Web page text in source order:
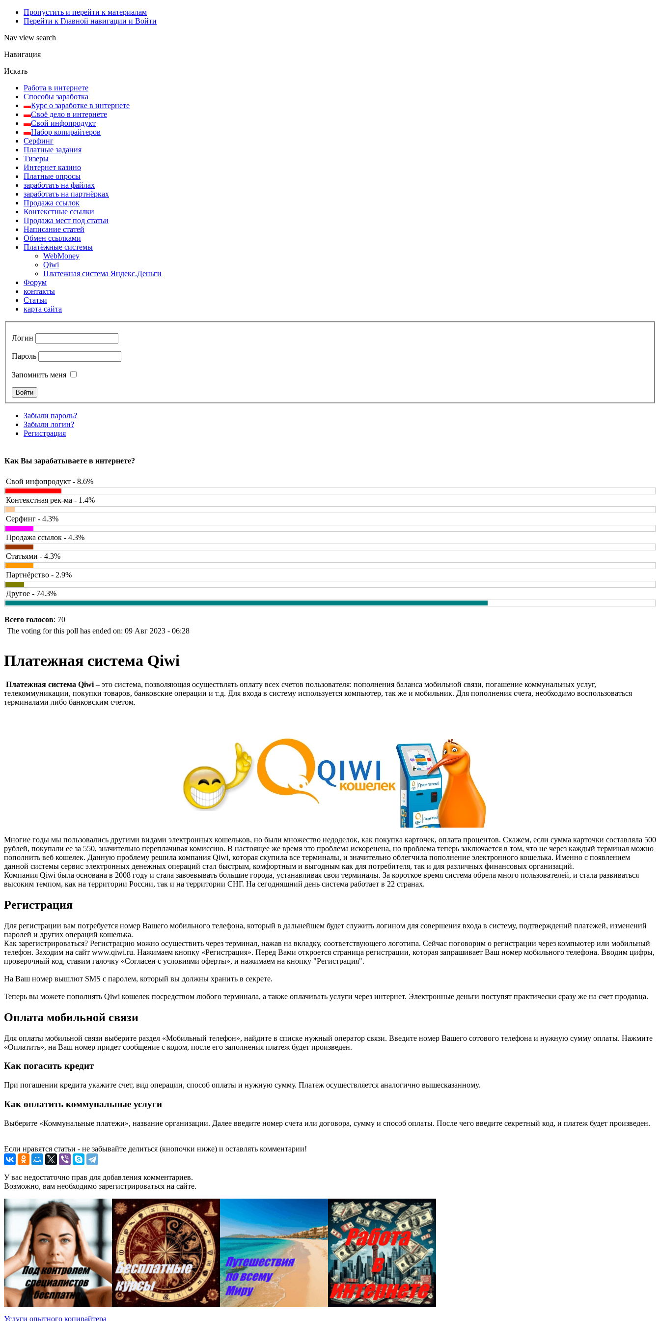
Пропустить и перейти к материалам
Перейти к Главной навигации и Войти
Nav view search
Навигация
Искать
Работа в интернете
Способы заработка
Курс о заработке в интернете
Своё дело в интернете
Свой инфопродукт
Набор копирайтеров
Серфинг
Платные задания
Тизеры
Интернет казино
Платные опросы
заработать на файлах
заработать на партнёрках
Продажа ссылок
Контекстные ссылки
Продажа мест под статьи
Написание статей
Обмен ссылками
Платёжные системы
WebMoney
Qiwi
Платежная система Яндекс.Деньги
Форум
контакты
Статьи
карта сайта
Логин
Пароль
Запомнить меня
Забыли пароль?
Забыли логин?
Регистрация
Как Вы зарабатываете в интернете?
Свой инфопродукт - 8.6%
Контекстная рек-ма - 1.4%
Серфинг - 4.3%
Продажа ссылок - 4.3%
Статьями - 4.3%
Партнёрство - 2.9%
Другое - 74.3%
Всего голосов: 70
The voting for this poll has ended on: 09 Авг 2023 - 06:28
Платежная система Qiwi
Платежная система Qiwi – это система, позволяющая осуществлять оплату всех счетов пользователя: пополнения баланса мобильной связи, погашение коммунальных услуг,
телекоммуникации, покупки товаров, банковские операции и т.д. Для входа в систему используется компьютер, так же и мобильник. Для пополнения счета, необходимо воспользоваться
терминалами либо банковским счетом.
Многие годы мы пользовались другими видами электронных кошельков, но были множество недоделок, как покупка карточек, оплата процентов. Скажем, если сумма карточки составляла 500
рублей, покупали ее за 550, значительно переплачивая комиссию. В настоящее же время это проблема искоренена, но проблема теперь заключается в том, что не через каждый терминал можно
пополнить веб кошелек. Данную проблему решила компания Qiwi, которая скупила все терминалы, и значительно облегчила пополнение электронного кошелька. Именно с появлением
данной системы сервис электронных денежных операций стал быстрым, комфортным и выгодным как для потребителя, так и для различных финансовых организаций.
Компания Qiwi была основана в 2008 году и стала завоевывать большие города, устанавливая свои терминалы. За короткое время система обрела много пользователей, и стала развиваться
высоким темпом, как на территории России, так и на территории СНГ. На сегодняшний день система работает в 22 странах.
Регистрация
Для регистрации вам потребуется номер Вашего мобильного телефона, который в дальнейшем будет служить логином для совершения входа в систему, подтверждений платежей, изменений
паролей и других операций кошелька.
Как зарегистрироваться? Регистрацию можно осуществить через терминал, нажав на вкладку, соответствующего логотипа. Сейчас поговорим о регистрации через компьютер или мобильный
телефон. Заходим на сайт www.qiwi.ru. Нажимаем кнопку «Регистрация». Перед Вами откроется страница регистрации, которая запрашивает Ваш номер мобильного телефона. Вводим цифры,
проверочный код, ставим галочку «Согласен с условиями оферты», и нажимаем на кнопку "Регистрация".
На Ваш номер вышлют SMS с паролем, который вы должны хранить в секрете.
Теперь вы можете пополнять Qiwi кошелек посредством любого терминала, а также оплачивать услуги через интернет. Электронные деньги поступят практически сразу же на счет продавца.
Оплата мобильной связи
Для оплаты мобильной связи выберите раздел «Мобильный телефон», найдите в списке нужный оператор связи. Введите номер Вашего сотового телефона и нужную сумму оплаты. Нажмите
«Оплатить», на Ваш номер придет сообщение с кодом, после его заполнения платеж будет произведен.
Как погасить кредит
При погашении кредита укажите счет, вид операции, способ оплаты и нужную сумму. Платеж осуществляется аналогично вышесказанному.
Как оплатить коммунальные услуги
Выберите «Коммунальные платежи», название организации. Далее введите номер счета или договора, сумму и способ оплаты. После чего введите секретный код, и платеж будет произведен.
Если нравятся статьи - не забывайте делиться (кнопочки ниже) и оставлять комментарии!
У вас недостаточно прав для добавления комментариев.
Возможно, вам необходимо зарегистрироваться на сайте.
Услуги опытного копирайтера